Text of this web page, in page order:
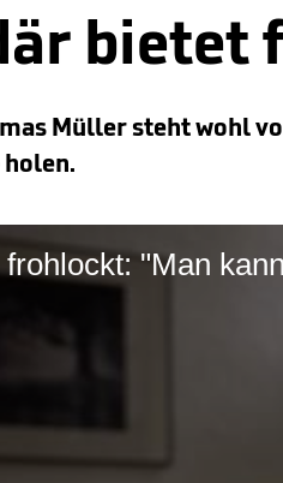
bietet
Müller steht wohl
"Man